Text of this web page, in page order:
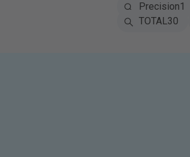
Precision1
TOTAL30